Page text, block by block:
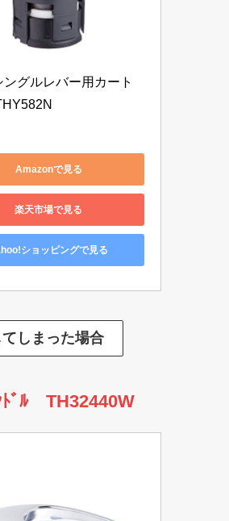
ングルレバー用カート
Amazonで見る
楽天市場で見る
ショッピングで見る
しまった場合
ﾞﾙ TH32440W